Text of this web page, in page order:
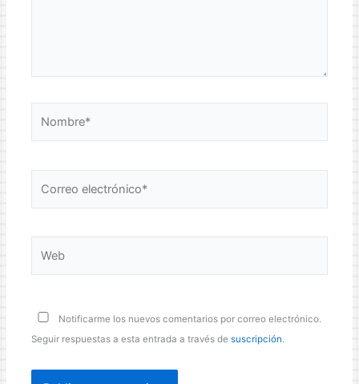
electrónico*
Notificarme los nuevos comentarios por correo electrónico.
Seguir respuestas a esta entrada a través desuscripción.